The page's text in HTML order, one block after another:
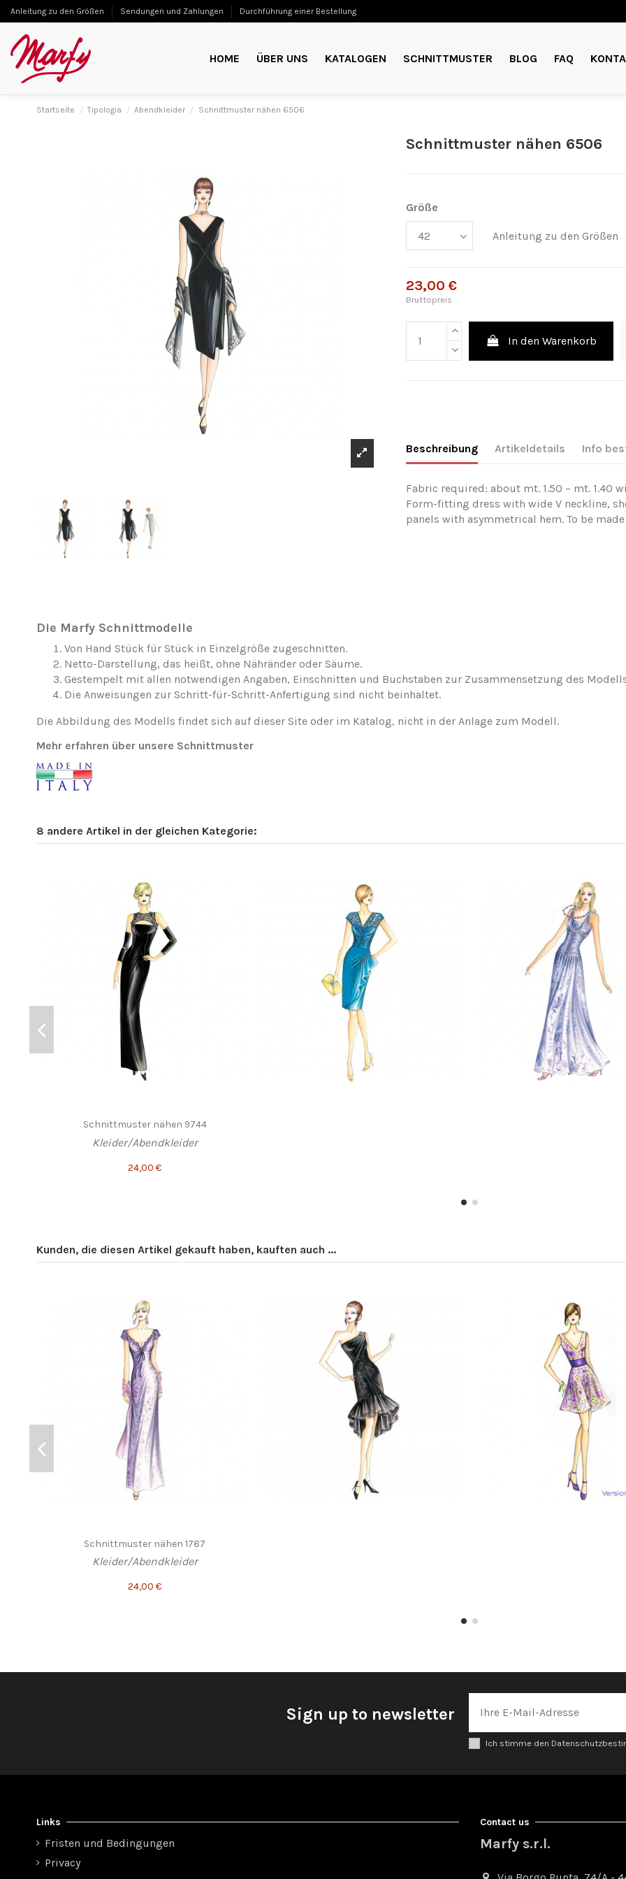
Anleitung zu den Größen Sendungen und Zahlungen Durchführung einer Bestellung
HOME ÜBER UNS KATALOGEN SCHNITTMUSTER BLOG FAQ
Startseite Tipologia Abendkleider Schnittmuster nähen 6506
Schnittmuster nähen 6506
Größe
Anleitung zu den Größen
23,00 €
Bruttopreis
In den Warenkorb
Beschreibung Artikeldetails Info
Fabric required: about mt. 1.50 – mt. 1.40
Form-fitting dress with wide V neckline,
panels with asymmetrical hem. To be
Die Marfy Schnittmodelle
Von Hand Stück für Stück in Einzelgröße zugeschnitten.
Netto-Darstellung, das heißt, ohne Nähränder oder Säume.
Gestempelt mit allen notwendigen Angaben, Einschnitten und Buchstaben zur Zusammensetzung des
Die Anweisungen zur Schritt-für-Schritt-Anfertigung sind nicht beinhaltet.
Die Abbildung des Modells findet sich auf dieser Site oder im Katalog, nicht in der Anlage zum Modell.
Mehr erfahren über unsere Schnittmuster
8 andere Artikel in der gleichen Kategorie:
Schnittmuster nähen 9744
Kleider/Abendkleider
24,00 €
Kunden, die diesen Artikel gekauft haben, kauften auch ...
Schnittmuster nähen 1787
Kleider/Abendkleider
24,00 €
Sign up to newsletter
Ich stimme den
Links
Fristen und Bedingungen
Privacy
Contact us
Marfy s.r.l.